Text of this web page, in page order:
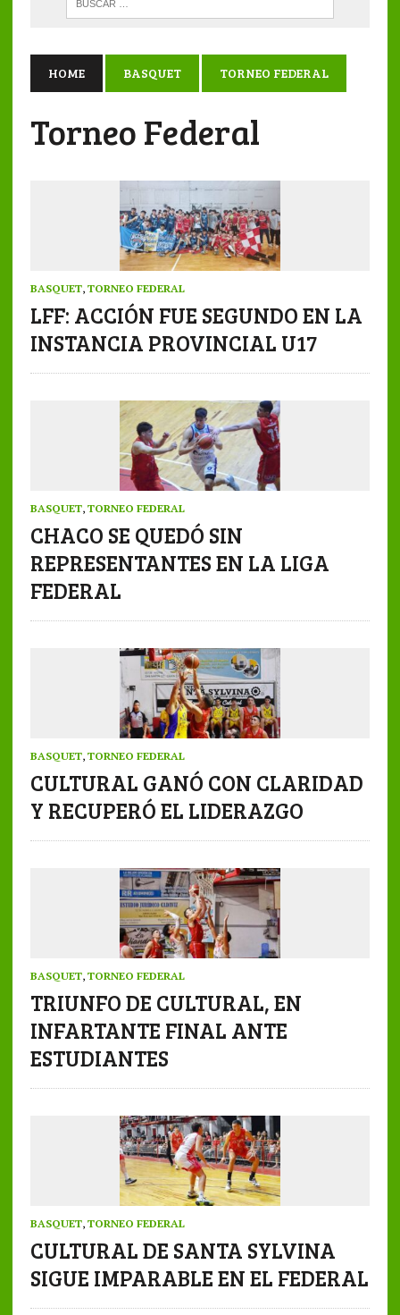
HOME BASQUET TORNEO FEDERAL
Torneo Federal
BASQUET, TORNEO FEDERAL
LFF: ACCIÓN FUE SEGUNDO EN LA
INSTANCIA PROVINCIAL U17
BASQUET, TORNEO FEDERAL
CHACO SE QUEDÓ SIN
REPRESENTANTES EN LA LIGA
FEDERAL
BASQUET, TORNEO FEDERAL
CULTURAL GANÓ CON CLARIDAD
Y RECUPERÓ EL LIDERAZGO
BASQUET, TORNEO FEDERAL
TRIUNFO DE CULTURAL, EN
INFARTANTE FINAL ANTE
ESTUDIANTES
BASQUET, TORNEO FEDERAL
CULTURAL DE SANTA SYLVINA
SIGUE IMPARABLE EN EL FEDERAL